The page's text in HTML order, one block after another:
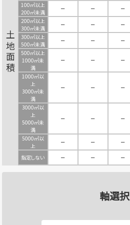
土地面積
100㎡以上
200㎡未満
－ － －
200㎡以上
300㎡未満
－ － －
300㎡以上
500㎡未満
－ － －
500㎡以上
1000㎡未
満
－ － －
1000㎡以
上
3000㎡未
満
－ － －
3000㎡以
上
5000㎡未
満
－ － －
5000㎡以
上
－ － －
指定しない － － －
軸選択